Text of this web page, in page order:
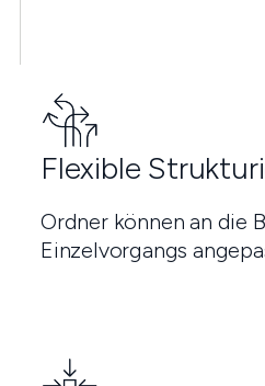
Flexible
Ordner können an die
Einzelvorgangs